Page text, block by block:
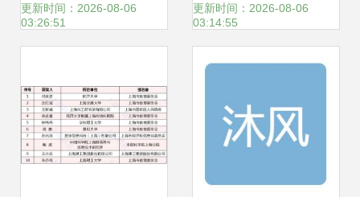
器械成蓝海，哥伦
机遇
更新时间：2026-08-06
03:26:51
与发展趋势
更新时间：2026-08-06
03:14:55